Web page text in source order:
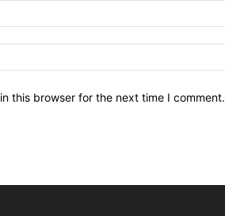
this browser for the next time I comment.